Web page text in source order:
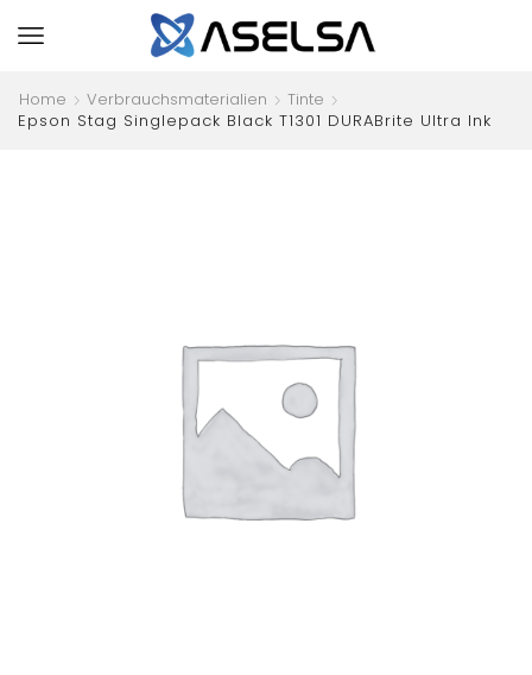
Home Verbrauchsmaterialien
Tinte
Epson Stag Singlepack Black T1301 DURABrite Ultra Ink